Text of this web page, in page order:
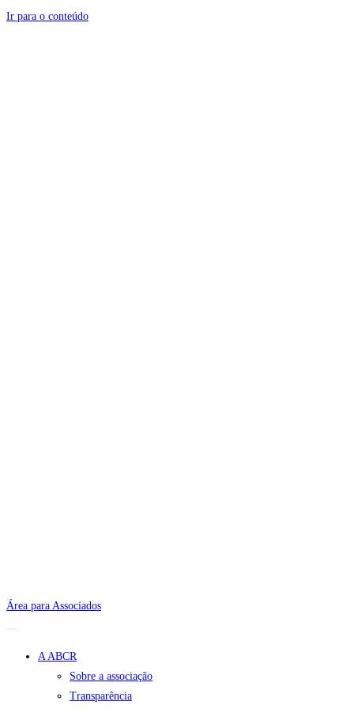
Ir para o conteúdo
Área para Associados
A ABCR
Sobre a associação
Transparência